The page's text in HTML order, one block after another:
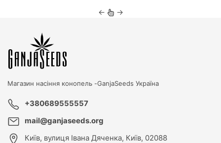
← →
Магазин насіння конопель -GanjaSeeds Україна
+380689555557
mail@ganjaseeds.org
Київ, вулиця Івана Дяченка, Київ, 02088